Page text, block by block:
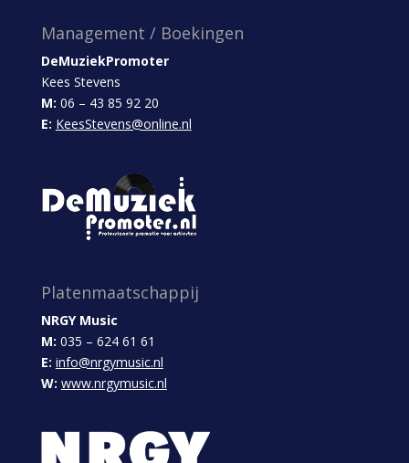
Management / Boekingen
DeMuziekPromoter
Kees Stevens
M: 06 – 43 85 92 20
E: KeesStevens@online.nl
Platenmaatschappij
NRGY Music
M: 035 – 624 61 61
E: info@nrgymusic.nl
W: www.nrgymusic.nl